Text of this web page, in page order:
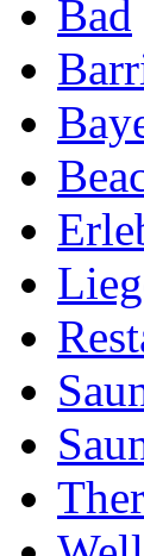
Bad